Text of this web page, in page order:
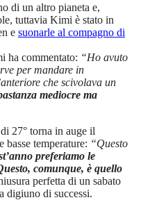
di un altro pianeta e,
tuttavia Kimi è stato in
e suonarle al compagno di
ha commentato: “Ho avuto
per mandare in
che scivolava un
mediocre ma
27° torna in auge il
basse temperature: “Questo
preferiamo le
comunque, è quello
perfetta di un sabato
digiuno di successi.